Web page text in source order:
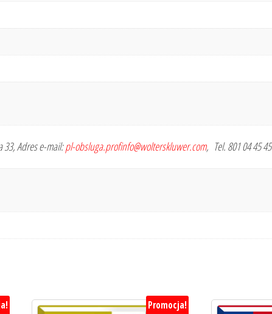
33, Adres e-mail:pl-obsluga.profinfo@wolterskluwer.com, Tel. 801 04 45 45
Promocja!